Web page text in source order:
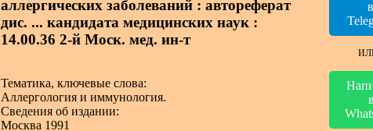
аллергических заболеваний : автореферат
дис. ... кандидата медицинских наук :
14.00.36 2-й Моск. мед. ин-т
Тематика, ключевые слова:
Аллергология и иммунология.
Сведения об издании:
Москва 1991
в
в